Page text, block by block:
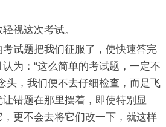
视这次考试。
试题把我们征服了，使快速答完
为：“这么简单的考试题，一定不
头，我们便不去仔细检查，而是飞
错题在那里摆着，即使特别显
更不会去将它们改一下，就这样